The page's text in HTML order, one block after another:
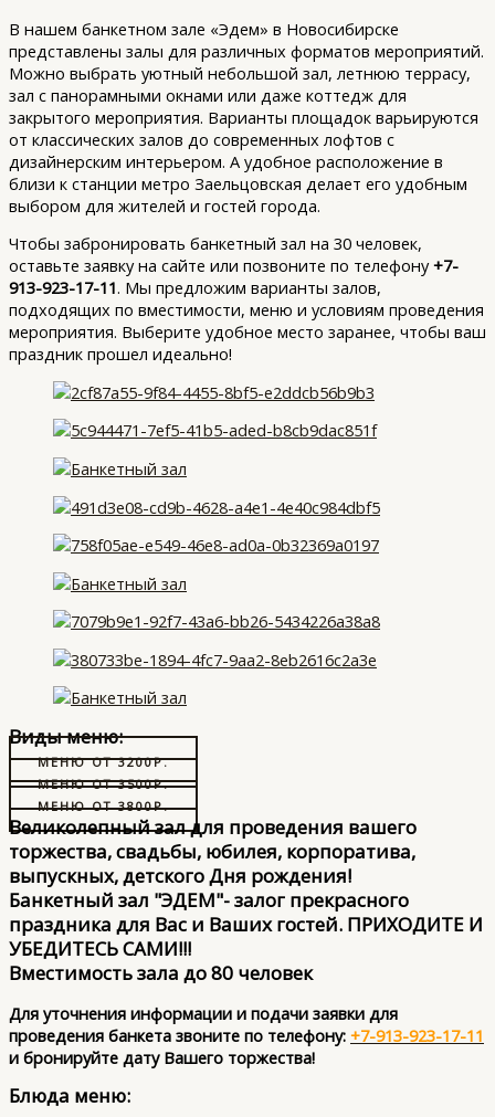
В нашем банкетном зале «Эдем» в Новосибирске
представлены залы для различных форматов мероприятий.
Можно выбрать уютный небольшой зал, летнюю террасу,
зал с панорамными окнами или даже коттедж для
закрытого мероприятия. Варианты площадок варьируются
от классических залов до современных лофтов с
дизайнерским интерьером. А удобное расположение в
близи к станции метро Заельцовская делает его удобным
выбором для жителей и гостей города.
Чтобы забронировать банкетный зал на 30 человек,
оставьте заявку на сайте или позвоните по телефону+7-
913-923-17-11. Мы предложим варианты залов,
подходящих по вместимости, меню и условиям проведения
мероприятия. Выберите удобное место заранее, чтобы ваш
праздник прошел идеально!
Виды меню:
МЕНЮ ОТ 3200Р.
МЕНЮ ОТ 3500Р.
МЕНЮ ОТ 3800Р.
Великолепный зал для проведения вашего
торжества, свадьбы, юбилея, корпоратива,
выпускных, детского Дня рождения!
Банкетный зал "ЭДЕМ"- залог прекрасного
праздника для Вас и Ваших гостей. ПРИХОДИТЕ И
УБЕДИТЕСЬ САМИ!!!
Вместимость зала до 80 человек
Для уточнения информации и подачи заявки для
проведения банкета звоните по телефону: +7-913-923-17-11
и бронируйте дату Вашего торжества!
Блюда меню: